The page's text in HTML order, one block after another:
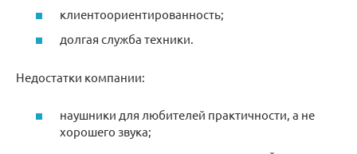
клиентоориентированность;
долгая служба техники.
Недостатки компании:
наушники для любителей практичности, а не
хорошего звука;